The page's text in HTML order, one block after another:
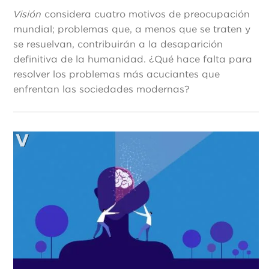
Visión considera cuatro motivos de preocupación
mundial; problemas que, a menos que se traten y
se resuelvan, contribuirán a la desaparición
definitiva de la humanidad. ¿Qué hace falta para
resolver los problemas más acuciantes que
enfrentan las sociedades modernas?